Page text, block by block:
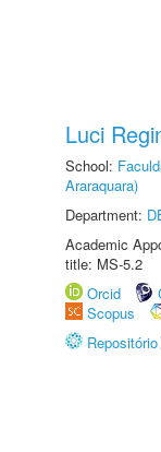
Luci
School:
Araraquara)
Department:
Academic
title: MS-5.2
Orcid
Scopus